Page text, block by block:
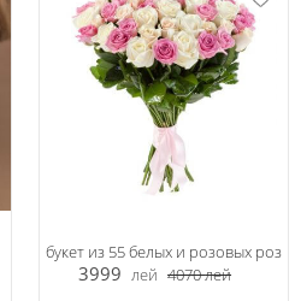
букет из 55 белых и розовых роз
3999 лей 4070лей